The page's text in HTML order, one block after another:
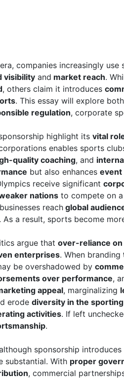
companies increasingly use
visibility and market reach.
, others claim it introduces
. This essay will explore
regulation, corporate
highlight its vital
enables sports
quality coaching, and
but also enhances event
receive significant
nations to compete on a
reachglobal
As a result, sports become
argue that over-reliance
enterprises. When branding
be overshadowed by
over performance,
appeal, marginalizing
erode diversity in the
activities. If left
.
sponsorship
substantial. With proper
, commercial